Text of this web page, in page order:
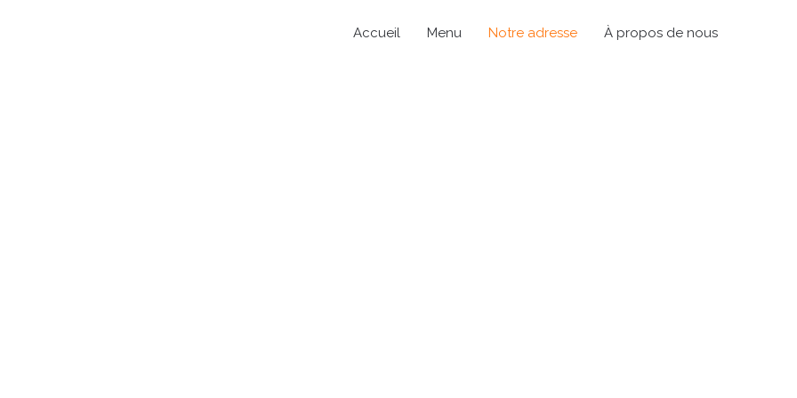
Accueil Menu Notre adresse À propos de nous